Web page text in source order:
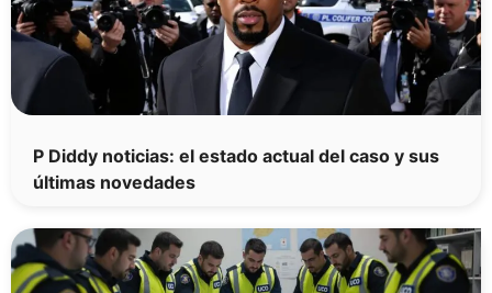
P Diddy noticias: el estado actual del caso y sus
últimas novedades